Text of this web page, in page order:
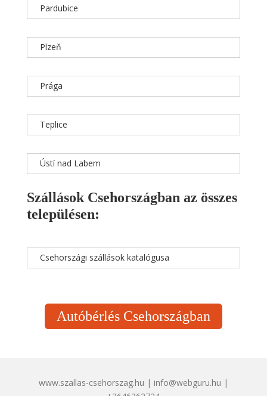
Pardubice
Plzeň
Prága
Teplice
Ústí nad Labem
Szállások Csehországban az összes
településen:
Csehországi szállások katalógusa
Autóbérlés Csehországban
www.szallas-csehorszag.hu | info@webguru.hu |